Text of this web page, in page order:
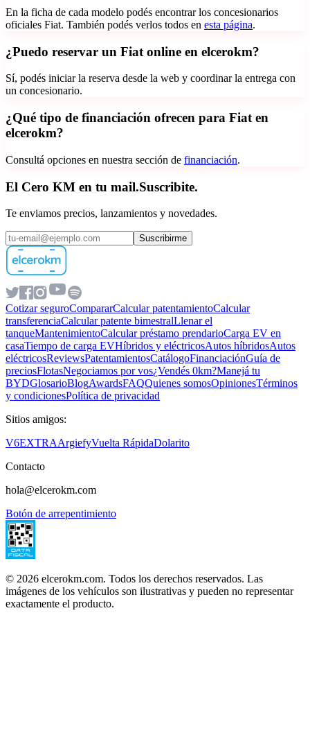
En la ficha de cada modelo podés encontrar los concesionarios
oficiales Fiat. También podés verlos todos en esta página.
¿Puedo reservar un Fiat online en elcerokm?
Sí, podés iniciar la reserva desde la web y coordinar la entrega con
un concesionario.
¿Qué tipo de financiación ofrecen para Fiat en
elcerokm?
Consultá opciones en nuestra sección de financiación.
El Cero KM en tu mail.Suscribite.
Te enviamos precios, lanzamientos y novedades.
Suscribirme
Cotizar seguroCompararCalcular patentamientoCalcular
transferenciaCalcular patente bimestralLlenar el
tanqueMantenimientoCalcular préstamo prendarioCarga EV en
casaTiempo de carga EVHíbridos y eléctricosAutos híbridosAutos
eléctricosReviewsPatentamientosCatálogoFinanciaciónGuía de
preciosFlotasNegociamos por vos¿Vendés 0km?Manejá tu
BYDGlosarioBlogAwardsFAQQuienes somosOpinionesTérminos
y condicionesPolítica de privacidad
Sitios amigos:
V6EXTRAArgiefyVuelta RápidaDolarito
Contacto
hola@elcerokm.com
Botón de arrepentimiento
© 2026 elcerokm.com. Todos los derechos reservados. Las
imágenes de los vehículos son ilustrativas y pueden no representar
exactamente el producto.